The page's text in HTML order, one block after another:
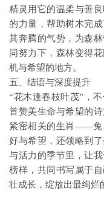
精灵用它的温柔与善
的力量，帮助树木完
其奔腾的气势，为森
同努力下，森林变得
机与希望的地方。
五、结语与深度提升
“花木逢春枝叶茂”，
首赞美生命与希望的
紧密相关的生肖——兔
好与希望，还领略到
与活力的季节里，让
榜样，共同书写属于
壮成长，绽放出最绚烂